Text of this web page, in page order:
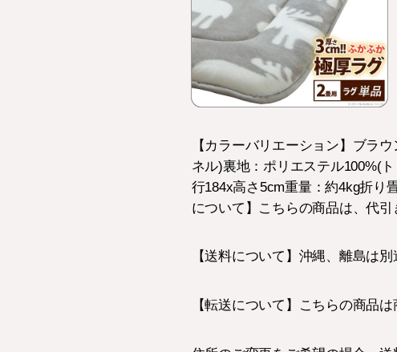
【カラーバリエーション】ブラ
ネル)裏地：ポリエステル100%(
行184x高さ5cm重量：約4kg折り
について】こちらの商品は、代引
【送料について】沖縄、離島は別
【転送について】こちらの商品